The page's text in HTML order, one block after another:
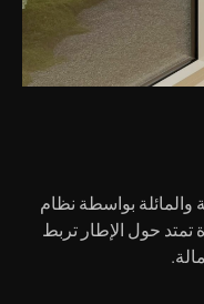
والمائلة بواسطة نظام
حول الإطار تربط